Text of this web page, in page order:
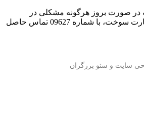
صورت بروز هرگونه مشکلی در
سوخت‌گیری از طریق کارت سوخت، با شماره 09627 تماس حاصل